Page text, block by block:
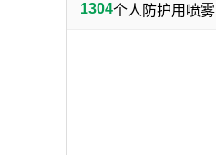
1304个人防护用喷雾